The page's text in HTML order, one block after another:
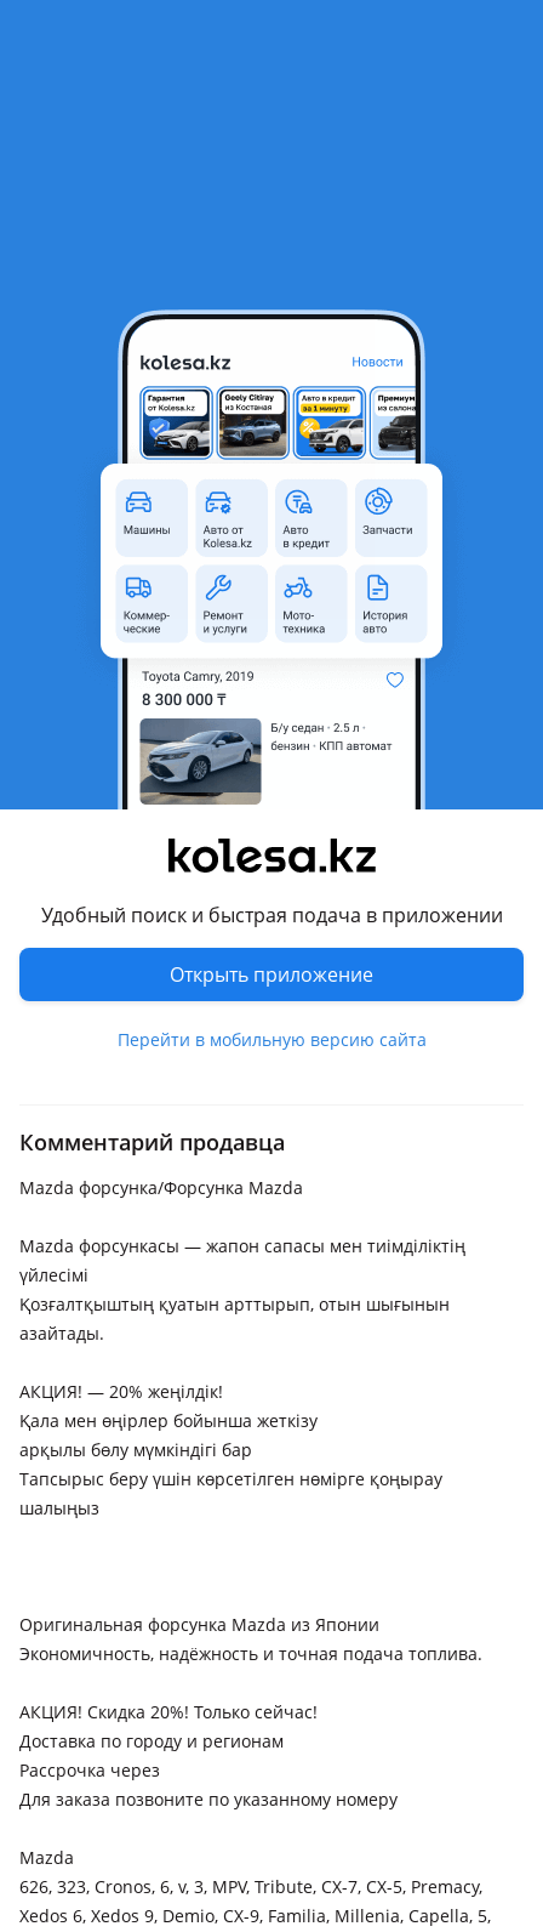
Удобный поиск и быстрая подача в приложении
Открыть приложение
Перейти в мобильную версию сайта
Mazda форсунка/Форсунка Mazda
Алматы, Алматинская
область
Б/y
Оригинальность
Оригинал
Возможна рассрочка или
Подходит на авто
Mazda MPV
Mazda Premacy
Mazda Tribute
Mazda Xedos 6
Комментарий продавца
Mazda форсунка/Форсунка Mazda
Mazda форсункасы — жапон сапасы мен тиімділіктің
үйлесімі
Қозғалтқыштың қуатын арттырып, отын шығынын
азайтады.
АКЦИЯ! — 20% жеңілдік!
Қала мен өңірлер бойынша жеткізу
арқылы бөлу мүмкіндігі бар
Тапсырыс беру үшін көрсетілген нөмірге қоңырау
шалыңыз
Оригинальная форсунка Mazda из Японии
Экономичность, надёжность и точная подача топлива.
АКЦИЯ! Скидка 20%! Только сейчас!
Доставка по городу и регионам
Рассрочка через
Для заказа позвоните по указанному номеру
Mazda
626, 323, Cronos, 6, v, 3, MPV, Tribute, CX-7, CX-5, Premacy,
Xedos 6, Xedos 9, Demio, CX-9, Familia, Millenia, Capella, 5,